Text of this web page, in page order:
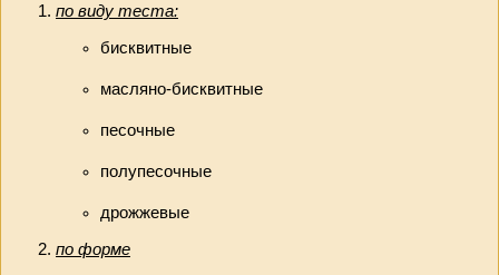
по виду теста:
бисквитные
масляно-бисквитные
песочные
полупесочные
дрожжевые
по форме